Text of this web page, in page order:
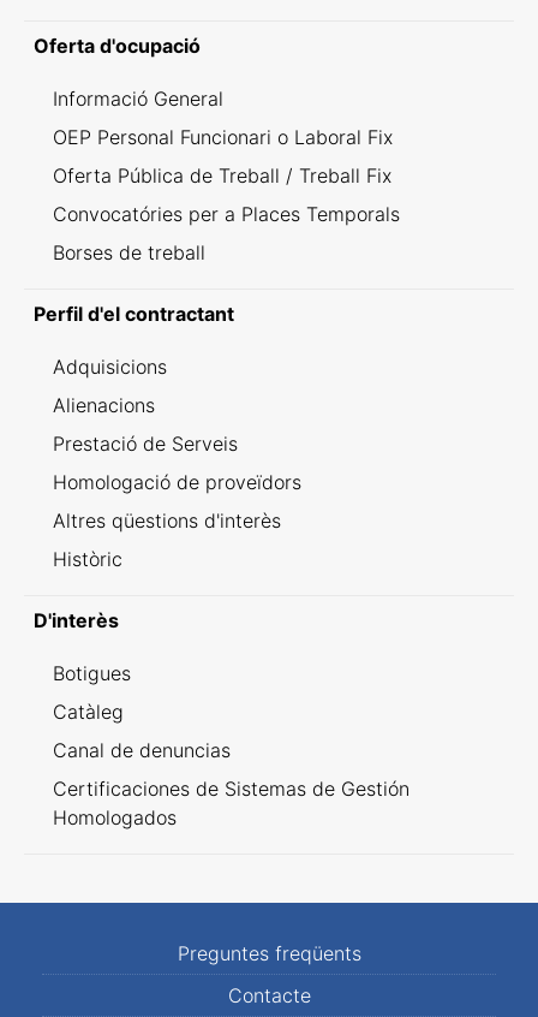
Oferta d'ocupació
Informació General
OEP Personal Funcionari o Laboral Fix
Oferta Pública de Treball / Treball Fix
Convocatóries per a Places Temporals
Borses de treball
Perfil d'el contractant
Adquisicions
Alienacions
Prestació de Serveis
Homologació de proveïdors
Altres qüestions d'interès
Històric
D'interès
Botigues
Catàleg
Canal de denuncias
Certificaciones de Sistemas de Gestión
Homologados
Preguntes freqüents
Contacte